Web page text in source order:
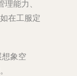
能力、
在工服定
象空